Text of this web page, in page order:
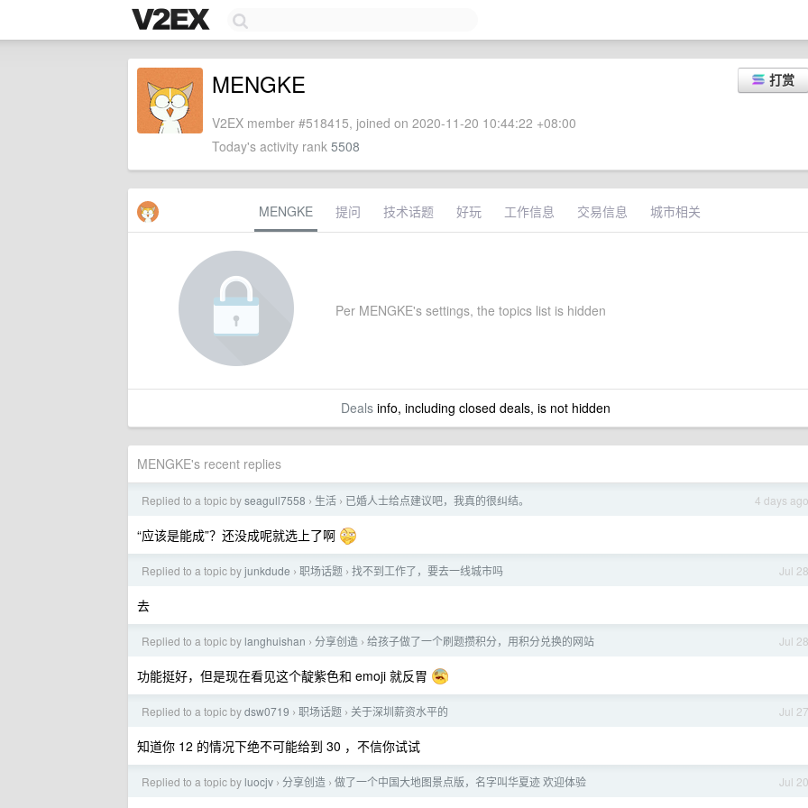
打赏
MENGKE
V2EX member #518415, joined on 2020-11-20 10:44:22 +08:00
Today's activity rank 5508
MENGKE 提问 技术话题 好玩 工作信息 交易信息 城市相关
Per MENGKE's settings, the topics list is hidden
Dealsinfo, including closed deals, is not hidden
MENGKE's recent replies
4 days ago
Replied to a topic byseagull7558 › 生活 › 已婚人士给点建议吧，我真的很纠结。
“应该是能成”？还没成呢就选上了啊
Jul 28
Replied to a topic byjunkdude › 职场话题 › 找不到工作了，要去一线城市吗
去
Jul 28
Replied to a topic by langhuishan › 分享创造 › 给孩子做了一个刷题攒积分，用积分兑换的网站
功能挺好，但是现在看见这个靛紫色和 emoji 就反胃
Jul 27
Replied to a topic bydsw0719 › 职场话题 › 关于深圳薪资水平的
知道你 12 的情况下绝不可能给到 30 ，不信你试试
Jul 20
Replied to a topic by luocjv › 分享创造 › 做了一个中国大地图景点版，名字叫华夏迹 欢迎体验